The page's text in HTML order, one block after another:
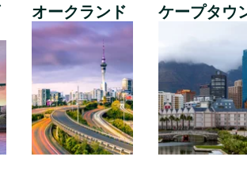
オークランド ケープタウ